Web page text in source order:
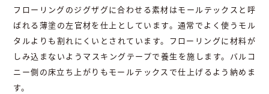
フローリングのジグザグに合わせる素材はモールテックスと呼
ばれる薄塗の左官材を仕上としています。通常でよく使うモル
タルよりも割れにくいとされています。フローリングに材料が
しみ込まないようマスキングテープで養生を施します。バルコ
ニー側の床立ち上がりもモールテックスで仕上げるよう納めま
す。